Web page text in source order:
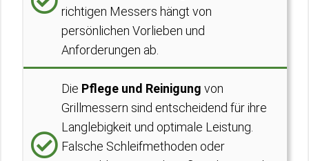
richtigen Messers hängt von
persönlichen Vorlieben und
Anforderungen ab.
Die Pflege und Reinigung von
Grillmessern sind entscheidend für ihre
Langlebigkeit und optimale Leistung.
Falsche Schleifmethoden oder